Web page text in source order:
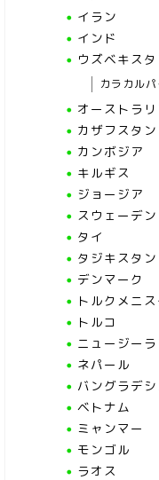
イラン
インド
ウズベキスタ
カラカル
オーストラリ
カザフスタン
カンボジア
キルギス
ジョージア
スウェーデン
タイ
タジキスタン
デンマーク
トルクメニ
トルコ
ニュージーラ
ネパール
バングラデシ
ベトナム
ミャンマー
モンゴル
ラオス